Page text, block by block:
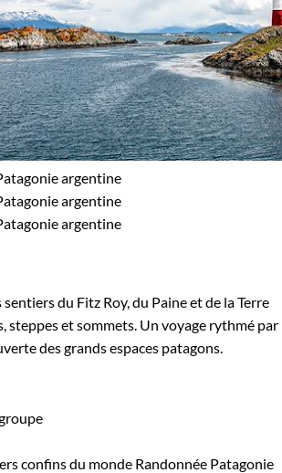
du Fitz Roy, du Paine et de la Terre
steppes et sommets. Un voyage rythmé par
des grands espaces patagons.
confins du monde Randonnée Patagonie